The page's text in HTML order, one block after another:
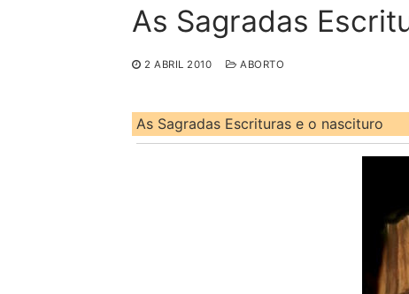
Início
Quem somos nós
As Sagradas
2 ABRIL 2010 ABORTO
As Sagradas Escrituras e o nascituro